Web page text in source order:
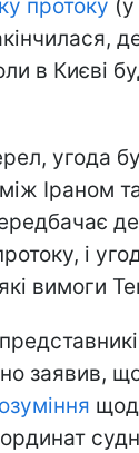
протоку
в Києві
угода
Іраном
і
вимоги
заявив,